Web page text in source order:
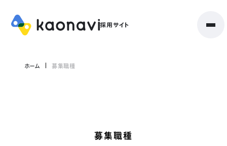
ホーム 募集職種
募集職種